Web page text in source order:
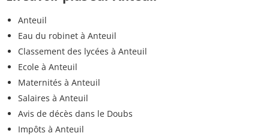
Anteuil
Eau du robinet à Anteuil
Classement des lycées à Anteuil
Ecole à Anteuil
Maternités à Anteuil
Salaires à Anteuil
Avis de décès dans le Doubs
Impôts à Anteuil